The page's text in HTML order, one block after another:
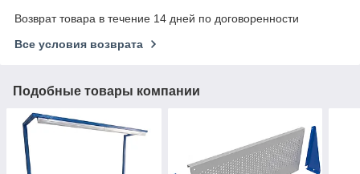
Возврат товара в течение 14 дней по договоренности
Все условия возврата
Подобные товары компании